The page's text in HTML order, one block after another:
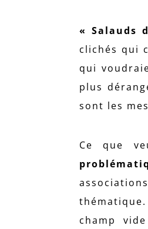
« Salauds
clichés qui
qui
plus
sont les
Ce que
champ